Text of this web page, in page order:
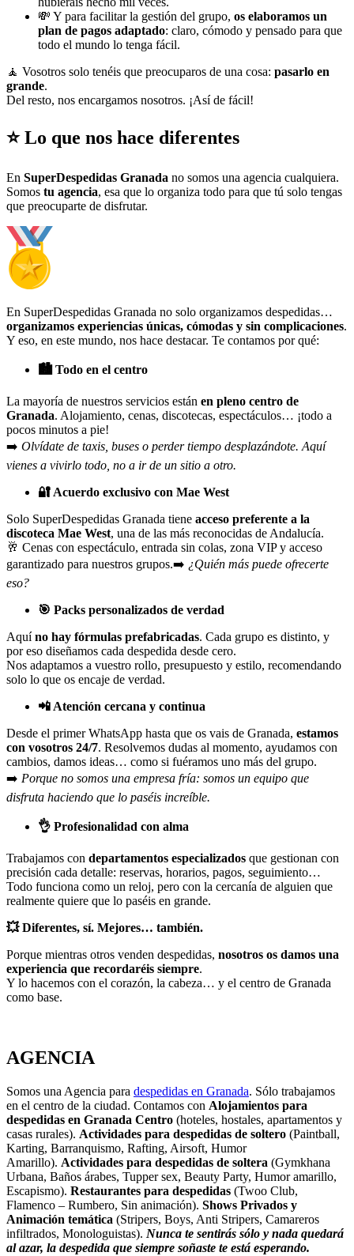
💸 Y para facilitar la gestión del grupo, os elaboramos un
plan de pagos adaptado: claro, cómodo y pensado para que
todo el mundo lo tenga fácil.
🧘 Vosotros solo tenéis que preocuparos de una cosa: pasarlo en
grande.
Del resto, nos encargamos nosotros. ¡Así de fácil!
⭐ Lo que nos hace diferentes
En SuperDespedidas Granada no somos una agencia cualquiera.
Somos tu agencia, esa que lo organiza todo para que tú solo tengas
que preocuparte de disfrutar.
En SuperDespedidas Granada no solo organizamos despedidas…
organizamos experiencias únicas, cómodas y sin complicaciones.
Y eso, en este mundo, nos hace destacar. Te contamos por qué:
🏙️ Todo en el centro
La mayoría de nuestros servicios están en pleno centro de
Granada. Alojamiento, cenas, discotecas, espectáculos… ¡todo a
pocos minutos a pie!
➡️ Olvídate de taxis, buses o perder tiempo desplazándote. Aquí
vienes a vivirlo todo, no a ir de un sitio a otro.
🔐Acuerdo exclusivo con Mae West
Solo SuperDespedidas Granada tiene acceso preferente a la
discoteca Mae West, una de las más reconocidas de Andalucía.
🥂 Cenas con espectáculo, entrada sin colas, zona VIP y acceso
garantizado para nuestros grupos.➡️ ¿Quién más puede ofrecerte
eso?
🎯 Packs personalizados de verdad
Aquíno hay fórmulas prefabricadas. Cada grupo es distinto, y
por eso diseñamos cada despedida desde cero.
Nos adaptamos a vuestro rollo, presupuesto y estilo, recomendando
solo lo que os encaje de verdad.
📲Atención cercana y continua
Desde el primer WhatsApp hasta que os vais de Granada, estamos
con vosotros 24/7. Resolvemos dudas al momento, ayudamos con
cambios, damos ideas… como si fuéramos uno más del grupo.
➡️ Porque no somos una empresa fría: somos un equipo que
disfruta haciendo que lo paséis increíble.
👌 Profesionalidad con alma
Trabajamos con departamentos especializados que gestionan con
precisión cada detalle: reservas, horarios, pagos, seguimiento…
Todo funciona como un reloj, pero con la cercanía de alguien que
realmente quiere que lo paséis en grande.
💥Diferentes, sí. Mejores… también.
Porque mientras otros venden despedidas, nosotros os damos una
experiencia que recordaréis siempre.
Y lo hacemos con el corazón, la cabeza… y el centro de Granada
como base.
AGENCIA
Somos una Agencia para despedidas en Granada. Sólo trabajamos
en el centro de la ciudad. Contamos con Alojamientos para
despedidas en Granada Centro (hoteles, hostales, apartamentos y
casas rurales). Actividades para despedidas de soltero (Paintball,
Karting, Barranquismo, Rafting, Airsoft, Humor
Amarillo). Actividades para despedidas de soltera (Gymkhana
Urbana, Baños árabes, Tupper sex, Beauty Party, Humor amarillo,
Escapismo). Restaurantes para despedidas (Twoo Club,
Flamenco – Rumbero, Sin animación). Shows Privados y
Animación temática (Stripers, Boys, Anti Stripers, Camareros
infiltrados, Monologuistas). Nunca te sentirás sólo y nada quedará
al azar, la despedida que siempre soñaste te está esperando.